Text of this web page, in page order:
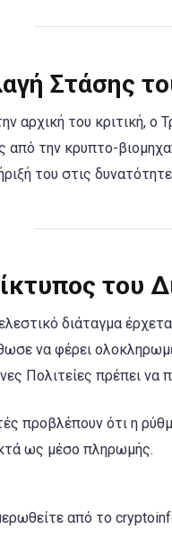
Στάσης
αρχική του κριτική, ο
από την κρυπτο-
του στις
του
διάταγμα
να φέρει
Πολιτείες πρέπει να
προβλέπουν ότι η
ως μέσο πληρωμής.
από το